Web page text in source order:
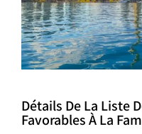
Détails De La Liste
Favorables À La